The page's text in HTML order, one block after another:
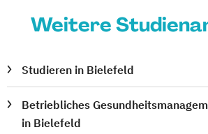
Weitere
Studieren in Bielefeld
Betriebliches
in Bielefeld